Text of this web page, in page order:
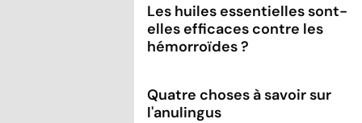
Les huiles essentielles sont-
elles efficaces contre les
hémorroïdes ?
Quatre choses à savoir sur
l'anulingus